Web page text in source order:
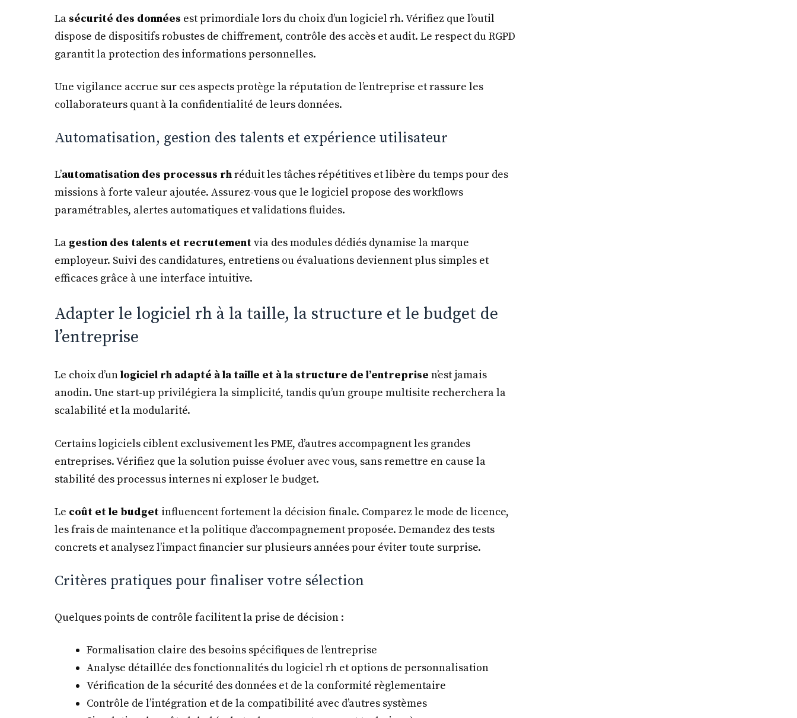
La sécurité des données est primordiale lors du choix d’un logiciel rh. Vérifiez que l’outil
dispose de dispositifs robustes de chiffrement, contrôle des accès et audit. Le respect du RGPD
garantit la protection des informations personnelles.
Une vigilance accrue sur ces aspects protège la réputation de l’entreprise et rassure les
collaborateurs quant à la confidentialité de leurs données.
Automatisation, gestion des talents et expérience utilisateur
L’automatisation des processus rhréduit les tâches répétitives et libère du temps pour des
missions à forte valeur ajoutée. Assurez-vous que le logiciel propose des workflows
paramétrables, alertes automatiques et validations fluides.
La gestion des talents et recrutementvia des modules dédiés dynamise la marque
employeur. Suivi des candidatures, entretiens ou évaluations deviennent plus simples et
efficaces grâce à une interface intuitive.
Adapter le logiciel rh à la taille, la structure et le budget de
l’entreprise
Le choix d’unlogiciel rh adapté à la taille et à la structure de l’entreprise n’est jamais
anodin. Une start-up privilégiera la simplicité, tandis qu’un groupe multisite recherchera la
scalabilité et la modularité.
Certains logiciels ciblent exclusivement les PME, d’autres accompagnent les grandes
entreprises. Vérifiez que la solution puisse évoluer avec vous, sans remettre en cause la
stabilité des processus internes ni exploser le budget.
Le coût et le budget influencent fortement la décision finale. Comparez le mode de licence,
les frais de maintenance et la politique d’accompagnement proposée. Demandez des tests
concrets et analysez l’impact financier sur plusieurs années pour éviter toute surprise.
Critères pratiques pour finaliser votre sélection
Quelques points de contrôle facilitent la prise de décision :
Formalisation claire des besoins spécifiques de l’entreprise
Analyse détaillée des fonctionnalités du logiciel rh et options de personnalisation
Vérification de la sécurité des données et de la conformité règlementaire
Contrôle de l’intégration et de la compatibilité avec d’autres systèmes